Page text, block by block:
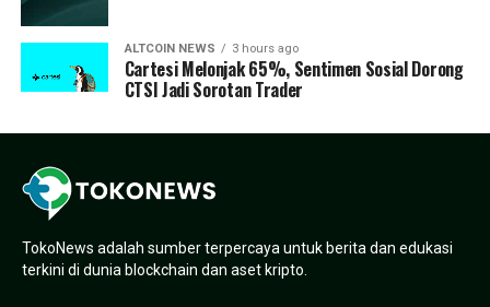
ALTCOIN NEWS 3 hours ago
Cartesi Melonjak 65%, Sentimen Sosial Dorong
CTSI Jadi Sorotan Trader
TokoNews adalah sumber terpercaya untuk berita dan edukasi
terkini di dunia blockchain dan aset kripto.